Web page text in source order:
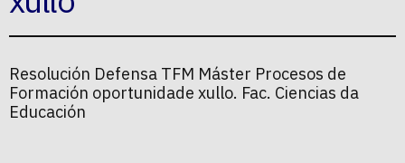
Resolución Defensa TFM Máster Procesos de
Formación oportunidade xullo. Fac. Ciencias da
Educación